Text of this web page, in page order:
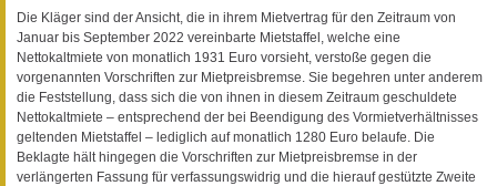
Die Kläger sind der Ansicht, die in ihrem Mietvertrag für den Zeitraum von
Januar bis September 2022 vereinbarte Mietstaffel, welche eine
Nettokaltmiete von monatlich 1931 Euro vorsieht, verstoße gegen die
vorgenannten Vorschriften zur Mietpreisbremse. Sie begehren unter anderem
die Feststellung, dass sich die von ihnen in diesem Zeitraum geschuldete
Nettokaltmiete – entsprechend der bei Beendigung des Vormietverhältnisses
geltenden Mietstaffel – lediglich auf monatlich 1280 Euro belaufe. Die
Beklagte hält hingegen die Vorschriften zur Mietpreisbremse in der
verlängerten Fassung für verfassungswidrig und die hierauf gestützte Zweite